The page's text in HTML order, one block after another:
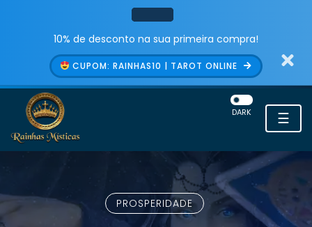
10% de desconto na sua primeira compra!
CUPOM: RAINHAS10 | TAROT ONLINE
☰
DARK
PROSPERIDADE